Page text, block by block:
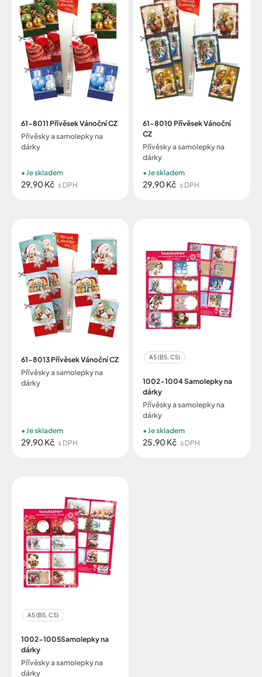
61-8011 Přívěsek Vánoční CZ
Přívěsky a samolepky na
dárky
29,90 Kč s DPH
Je skladem
61-8010 Přívěsek Vánoční
CZ
Přívěsky a samolepky na
dárky
29,90 Kč s DPH
Je skladem
61-8013 Přívěsek Vánoční CZ
Přívěsky a samolepky na
dárky
29,90 Kč s DPH
Je skladem
A5 (B5, C5)
1002-1004 Samolepky na
dárky
Přívěsky a samolepky na
dárky
25,90 Kč s DPH
Je skladem
A5 (B5, C5)
1002-1005Samolepky na
dárky
Přívěsky a samolepky na
dárky